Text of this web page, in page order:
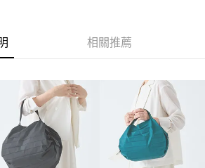
」等通路繳費。
股份有限公司」（以下簡稱本公司）所提供，讓
務購買商品或服務，並由商店將買賣／分期付款
，依約使用本公司帳單繳交帳款。
付你分期」之契約關係目的，商店將以您的個人
址）提供予台灣大哥大進項蒐集、處理及利用，
帳單所需資料之確認、核對及更正。
閱以下連結： https://oppay.tw/userRule
確認金額後，即可完成結帳。
收到繳費通知簡訊。
天內，點擊此簡訊中的連結，可透過四大超商／
下不需立刻繳費，但若您需要取消訂單，請聯絡
同意取消之訂單仍視為有效，需透過AFTEE先享
先享後付 」之結帳頁面顯示為準，若有關於
消欲退款等相關疑問，請聯繫「AFTEE先享後付
support/home
含以上)免運費
星巴克旁) 即日起不提供京站紙袋，取件時
紙袋可現場詢問
相關推薦